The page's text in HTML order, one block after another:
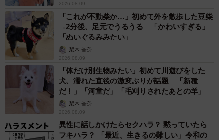
2026.08.09
「これが不動柴か…」初めて外を散歩した豆柴
→2分後、足元でうるうる 「かわいすぎる」
「ぬいぐるみみたい」
梨木 香奈
2026.08.09
「体だけ別生物みたい」初めて川遊びをした
犬、濡れた直後の激変ぶりが話題 「新種
だ！」「河童だ」「毛刈りされたあとの羊」
梨木 香奈
2026.08.09
異性に話しかけたらセクハラ？ 黙っていたら
フキハラ？ 「最近、生きるの難しい」令和の